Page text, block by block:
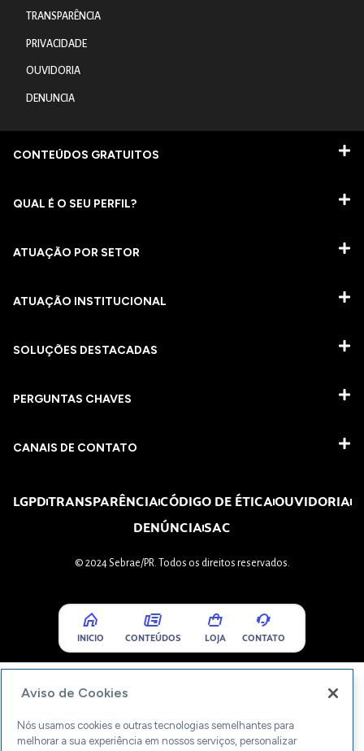
TRANSPARÊNCIA
PRIVACIDADE
OUVIDORIA
DENUNCIA
CONTEÚDOS GRATUITOS
QUAL É O SEU PERFIL?
ATUAÇÃO POR SETOR
ATUAÇÃO INSTITUCIONAL
SOLUÇÕES DESTACADAS
PERGUNTAS CHAVES​
CANAIS DE CONTATO
LGPDTRANSPARÊNCIACÓDIGO DE ÉTICAOUVIDORIA
DENÚNCIASAC
© 2024 Sebrae/PR. Todos os direitos reservados.
INICIO CONTEÚDOS LOJA CONTATO
Aviso de Cookies
Nós usamos cookies e outras tecnologias semelhantes para
melhorar a sua experiência em nossos serviços, personalizar